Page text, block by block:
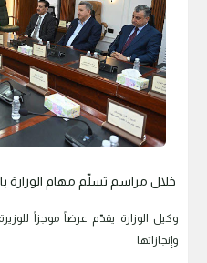
خلال مراسم تسلّم مهام الوزارة
وكيل الوزارة يقدّم عرضاً موجزاً
وإنجازاتها